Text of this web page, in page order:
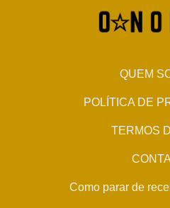
QUEM
POLÍTICA DE
TERMOS
Como parar de